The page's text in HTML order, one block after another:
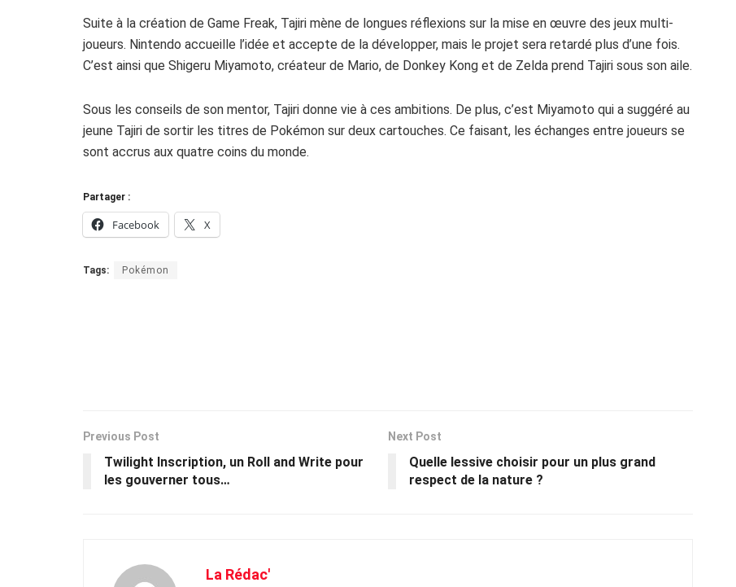
Suite à la création de Game Freak, Tajiri mène de longues réflexions sur la mise en œuvre des jeux multi-
joueurs. Nintendo accueille l’idée et accepte de la développer, mais le projet sera retardé plus d’une fois.
C’est ainsi que Shigeru Miyamoto, créateur de Mario, de Donkey Kong et de Zelda prend Tajiri sous son aile.
Sous les conseils de son mentor, Tajiri donne vie à ces ambitions. De plus, c’est Miyamoto qui a suggéré au
jeune Tajiri de sortir les titres de Pokémon sur deux cartouches. Ce faisant, les échanges entre joueurs se
sont accrus aux quatre coins du monde.
Partager :
Facebook X
Tags: Pokémon
Previous Post
Twilight Inscription, un Roll and Write pour
les gouverner tous…
Next Post
Quelle lessive choisir pour un plus grand
respect de la nature ?
La Rédac'